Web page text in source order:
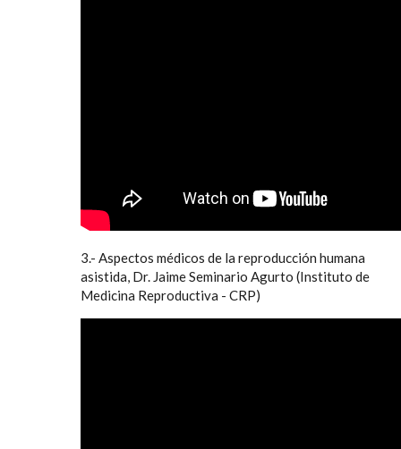
3.- Aspectos médicos de la reproducción humana
asistida, Dr. Jaime Seminario Agurto (Instituto de
Medicina Reproductiva - CRP)